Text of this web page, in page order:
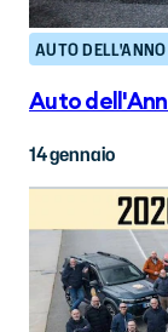
AUTO DELL'ANNO
Auto
14 gennaio